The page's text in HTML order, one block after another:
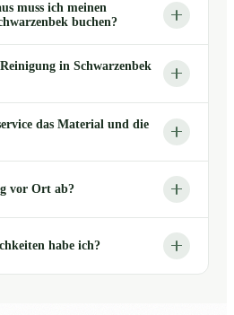
muss ich meinen
buchen?
in Schwarzenbek
das Material und die
vor Ort ab?
habe ich?